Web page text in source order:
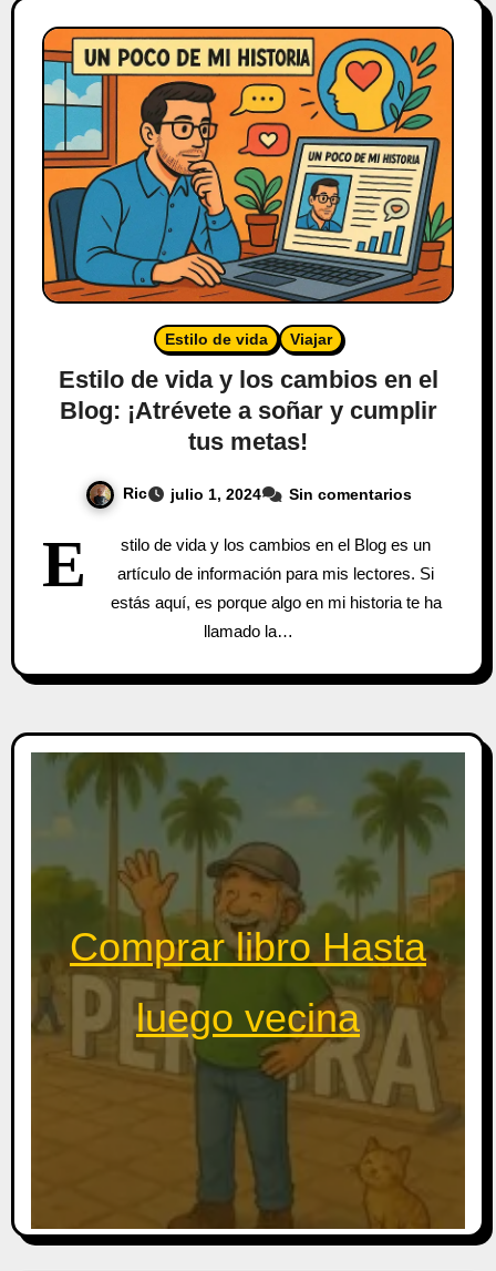
Estilo de vida Viajar
Estilo de vida y los cambios en el
Blog: ¡Atrévete a soñar y cumplir
tus metas!
Ric julio 1, 2024 Sin comentarios
E
stilo de vida y los cambios en el Blog es un
artículo de información para mis lectores. Si
estás aquí, es porque algo en mi historia te ha
llamado la…
Comprar libro Hasta
luego vecina